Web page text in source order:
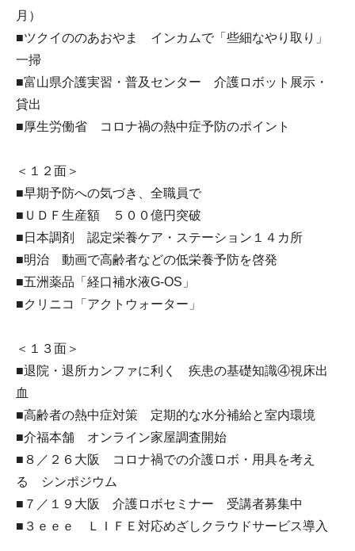
月）
■ツクイののあおやま インカムで「些細なやり取り」
一掃
■富山県介護実習・普及センター 介護ロボット展示・
貸出
■厚生労働省 コロナ禍の熱中症予防のポイント
＜１２面＞
■早期予防への気づき、全職員で
■ＵＤＦ生産額 ５００億円突破
■日本調剤 認定栄養ケア・ステーション１４カ所
■明治 動画で高齢者などの低栄養予防を啓発
■五洲薬品「経口補水液G-OS」
■クリニコ「アクトウォーター」
＜１３面＞
■退院・退所カンファに利く 疾患の基礎知識④視床出
血
■高齢者の熱中症対策 定期的な水分補給と室内環境
■介福本舗 オンライン家屋調査開始
■８／２６大阪 コロナ禍での介護ロボ・用具を考え
る シンポジウム
■７／１９大阪 介護ロボセミナー 受講者募集中
■３ｅｅｅ ＬＩＦＥ対応めざしクラウドサービス導入